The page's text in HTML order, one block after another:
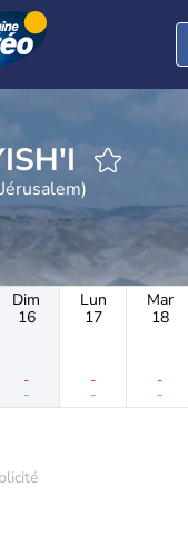
YISH'I
Dim
16
-
-
Lun
17
-
-
Mar
18
-
-